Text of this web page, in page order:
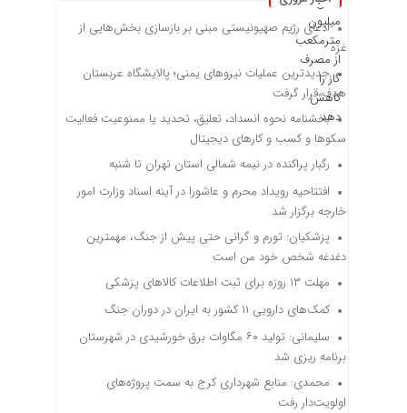
ادعای رژیم صهیونیستی مبنی بر بازسازی بخش‌هایی از
غزه
جدیدترین عملیات نیروهای یمنی؛ پالایشگاه عربستان
هدف قرار گرفت
بخشنامه نحوه انسداد، تعلیق، تحدید یا ممنوعیت فعالیت
سکوها و کسب و کارهای دیجیتال
رگبار پراکنده در نیمه شمالی استان تهران تا شنبه
افتتاحیه رویداد محرم و عاشورا در آینه اسناد وزارت امور
خارجه برگزار شد
پزشکیان: تورم و گرانی حتی پیش از جنگ، مهمترین
دغدغه شخص خود من است
مهلت ۱۳ روزه برای ثبت اطلاعات کالاهای پزشکی
کمک‌های دارویی ۱۱ کشور به ایران در دوران جنگ
سلیمانی: تولید ۶۰ مگاوات برق خورشیدی در شهرستان
برنامه ریزی شد
محمدی: منابع شهرداری کرج به سمت پروژه‌های
اولویت‌دار رفت